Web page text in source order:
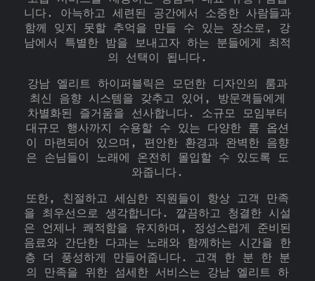
니다. 아늑하고 세련된 공간에서 소중한 사람들과
함께 잊지 못할 추억을 만들 수 있는 장소로, 강
남에서 특별한 밤을 보내고자 하는 분들에게 최적
의 선택이 됩니다.
강남 엘리트 하이퍼블릭은 모던한 디자인의 룸과
최신 음향 시스템을 갖추고 있어, 방문객들에게
차별화된 즐거움을 선사합니다. 소규모 모임부터
대규모 행사까지 수용할 수 있는 다양한 룸 옵션
이 마련되어 있으며, 편안한 환경과 완벽한 음향
은 손님들이 노래에 온전히 몰입할 수 있도록 도
와줍니다.
또한, 친절하고 세심한 직원들이 항상 고객 만족
을 최우선으로 생각합니다. 깔끔하고 청결한 시설
은 언제나 쾌적함을 유지하며, 정성스럽게 준비된
음료와 간단한 다과는 노래와 함께하는 시간을 한
층 더 풍성하게 만들어줍니다. 고객 한 분 한 분
의 만족을 위한 섬세한 서비스는 강남 엘리트 하